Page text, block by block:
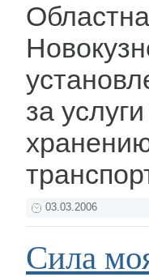
за
03.03.2006
Сила